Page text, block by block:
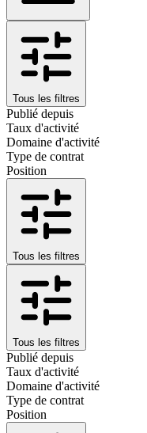
Tous les filtres
Publié depuis
Taux d'activité
Domaine d'activité
Type de contrat
Position
Tous les filtres
Tous les filtres
Publié depuis
Taux d'activité
Domaine d'activité
Type de contrat
Position